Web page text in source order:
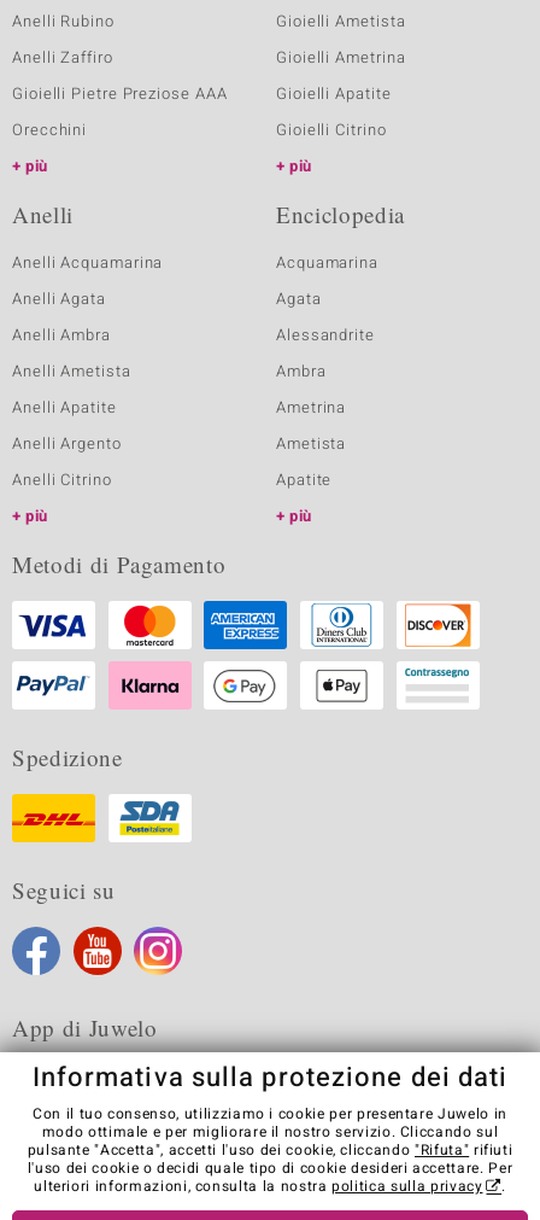
Anelli Rubino
Anelli Zaffiro
Gioielli Pietre Preziose AAA
Orecchini
più
Gioielli Ametista
Gioielli Ametrina
Gioielli Apatite
Gioielli Citrino
più
Anelli
Anelli Acquamarina
Anelli Agata
Anelli Ambra
Anelli Ametista
Anelli Apatite
Anelli Argento
Anelli Citrino
più
Enciclopedia
Acquamarina
Agata
Alessandrite
Ambra
Ametrina
Ametista
Apatite
più
Metodi di Pagamento
Spedizione
Seguici su
App di Juwelo
Condizioni generali di vendita Informativa Privacy
Cookies
Note legali
Contatti
Recedere dal contratto
Informativa sulla protezione dei dati
Con il tuo consenso, utilizziamo i cookie per presentare Juwelo in
modo ottimale e per migliorare il nostro servizio. Cliccando sul
pulsante "Accetta", accetti l'uso dei cookie, cliccando "Rifuta" rifiuti
l'uso dei cookie o decidi quale tipo di cookie desideri accettare. Per
ulteriori informazioni, consulta la nostrapolitica sulla privacy .